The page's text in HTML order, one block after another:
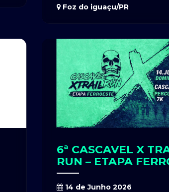
Foz do iguaçu/PR
6ª CASCAVEL X
RUN – ETAPA
14 de Junho 2026